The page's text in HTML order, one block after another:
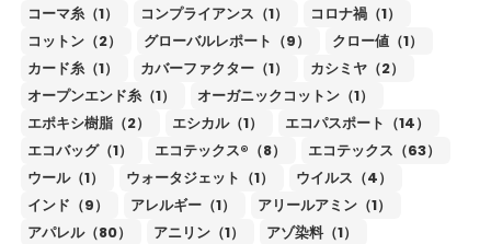
コーマ糸（1）
コンプライアンス（1）
コロナ禍（1）
コットン（2）
グローバルレポート（9）
クロー値（1）
カード糸（1）
カバーファクター（1）
カシミヤ（2）
オープンエンド糸（1）
オーガニックコットン（1）
エポキシ樹脂（2）
エシカル（1）
エコパスポート（14）
エコバッグ（1）
エコテックス®（8）
エコテックス（63）
ウール（1）
ウォータジェット（1）
ウイルス（4）
インド（9）
アレルギー（1）
アリールアミン（1）
アパレル（80）
アニリン（1）
アゾ染料（1）